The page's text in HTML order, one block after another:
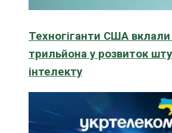
Техногіганти США вклали
трильйона у розвиток
інтелекту